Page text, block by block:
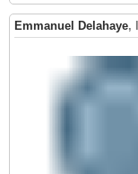
Emmanuel Delahaye,